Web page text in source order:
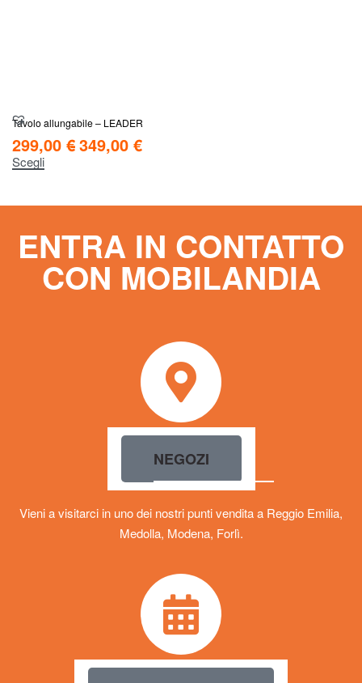
Tavolo allungabile – LEADER
299,00 €349,00 €
Scegli
ENTRA IN CONTATTO
CON MOBILANDIA
NEGOZI
Vieni a visitarci in uno dei nostri punti vendita a Reggio Emilia,
Medolla, Modena, Forlì.